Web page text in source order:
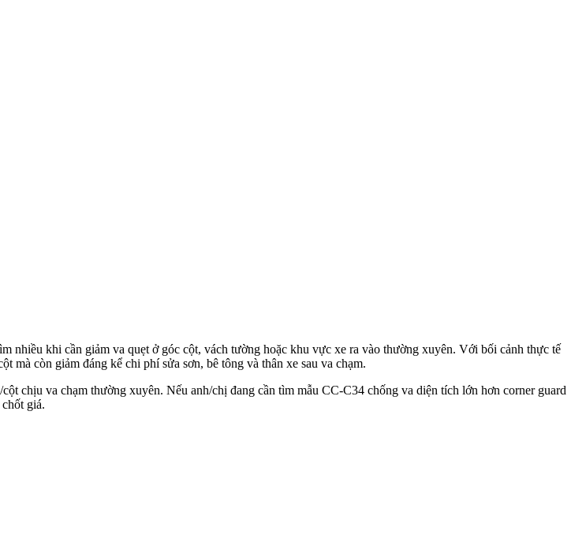
nhiều khi cần giảm va quẹt ở góc cột, vách tường hoặc khu vực xe ra vào thường xuyên. Với bối cảnh thực tế
mà còn giảm đáng kể chi phí sửa sơn, bê tông và thân xe sau va chạm.
chịu va chạm thường xuyên. Nếu anh/chị đang cần tìm mẫu CC-C34 chống va diện tích lớn hơn corner guard
giá.